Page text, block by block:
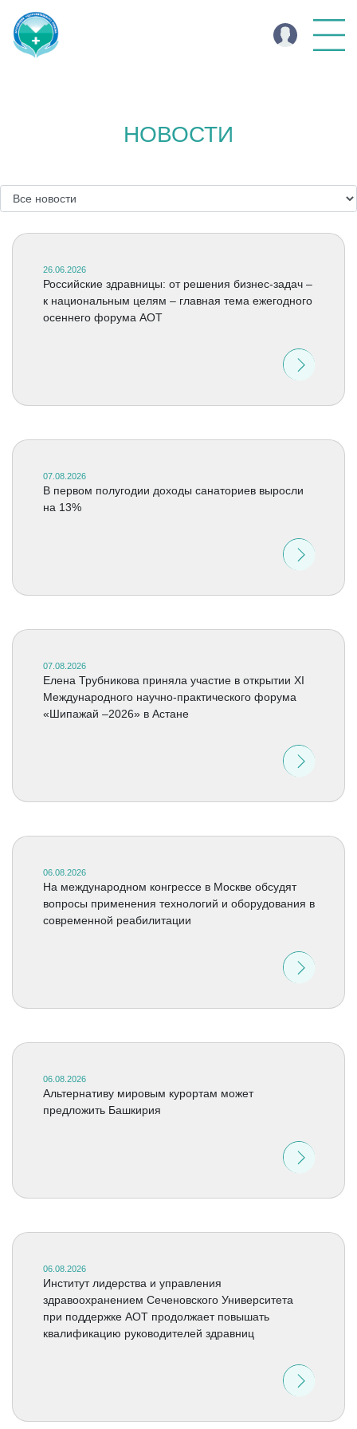
НОВОСТИ
26.06.2026
Российские здравницы: от решения бизнес-задач –
к национальным целям – главная тема ежегодного
осеннего форума АОТ
07.08.2026
В первом полугодии доходы санаториев выросли
на 13%
07.08.2026
Елена Трубникова приняла участие в открытии XI
Международного научно-практического форума
«Шипажай –2026» в Астане
06.08.2026
На международном конгрессе в Москве обсудят
вопросы применения технологий и оборудования в
современной реабилитации
06.08.2026
Альтернативу мировым курортам может
предложить Башкирия
06.08.2026
Институт лидерства и управления
здравоохранением Сеченовского Университета
при поддержке АОТ продолжает повышать
квалификацию руководителей здравниц